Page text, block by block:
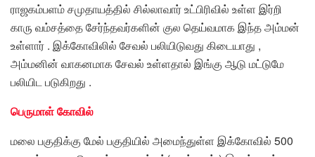
ராஜகம்பளம் சமுதாயத்தில் சில்லாவார் உட்பிரிவில் உள்ள இர்றி
காரு வம்சத்தை சேர்ந்தவர்களின் குல தெய்வமாக இந்த அம்மன்
உள்ளார் . இக்கோவிலில் சேவல் பலியிடுவது கிடையாது ,
அம்மனின் வாகனமாக சேவல் உள்ளதால் இங்கு ஆடு மட்டுமே
பலியிட படுகிறது .
பெருமாள் கோவில்
மலை பகுதிக்கு மேல் பகுதியில் அமைந்துள்ள இக்கோவில் 500